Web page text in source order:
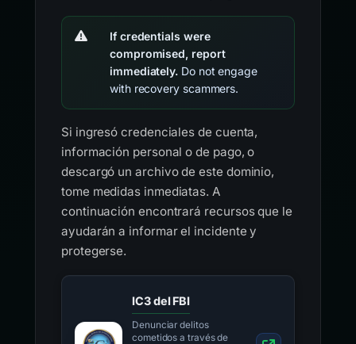
If credentials were
compromised, report
immediately. Do not engage
with recovery scammers.
Si ingresó credenciales de cuenta,
información personal o de pago, o
descargó un archivo de este dominio,
tome medidas inmediatas. A
continuación encontrará recursos que le
ayudarán a informar el incidente y
protegerse.
IC3 del FBI
Denunciar delitos
cometidos a través de